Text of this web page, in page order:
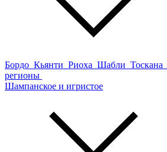
Бордо Кьянти Риоха Шабли Тоскана
регионы
Шампанское и игристое